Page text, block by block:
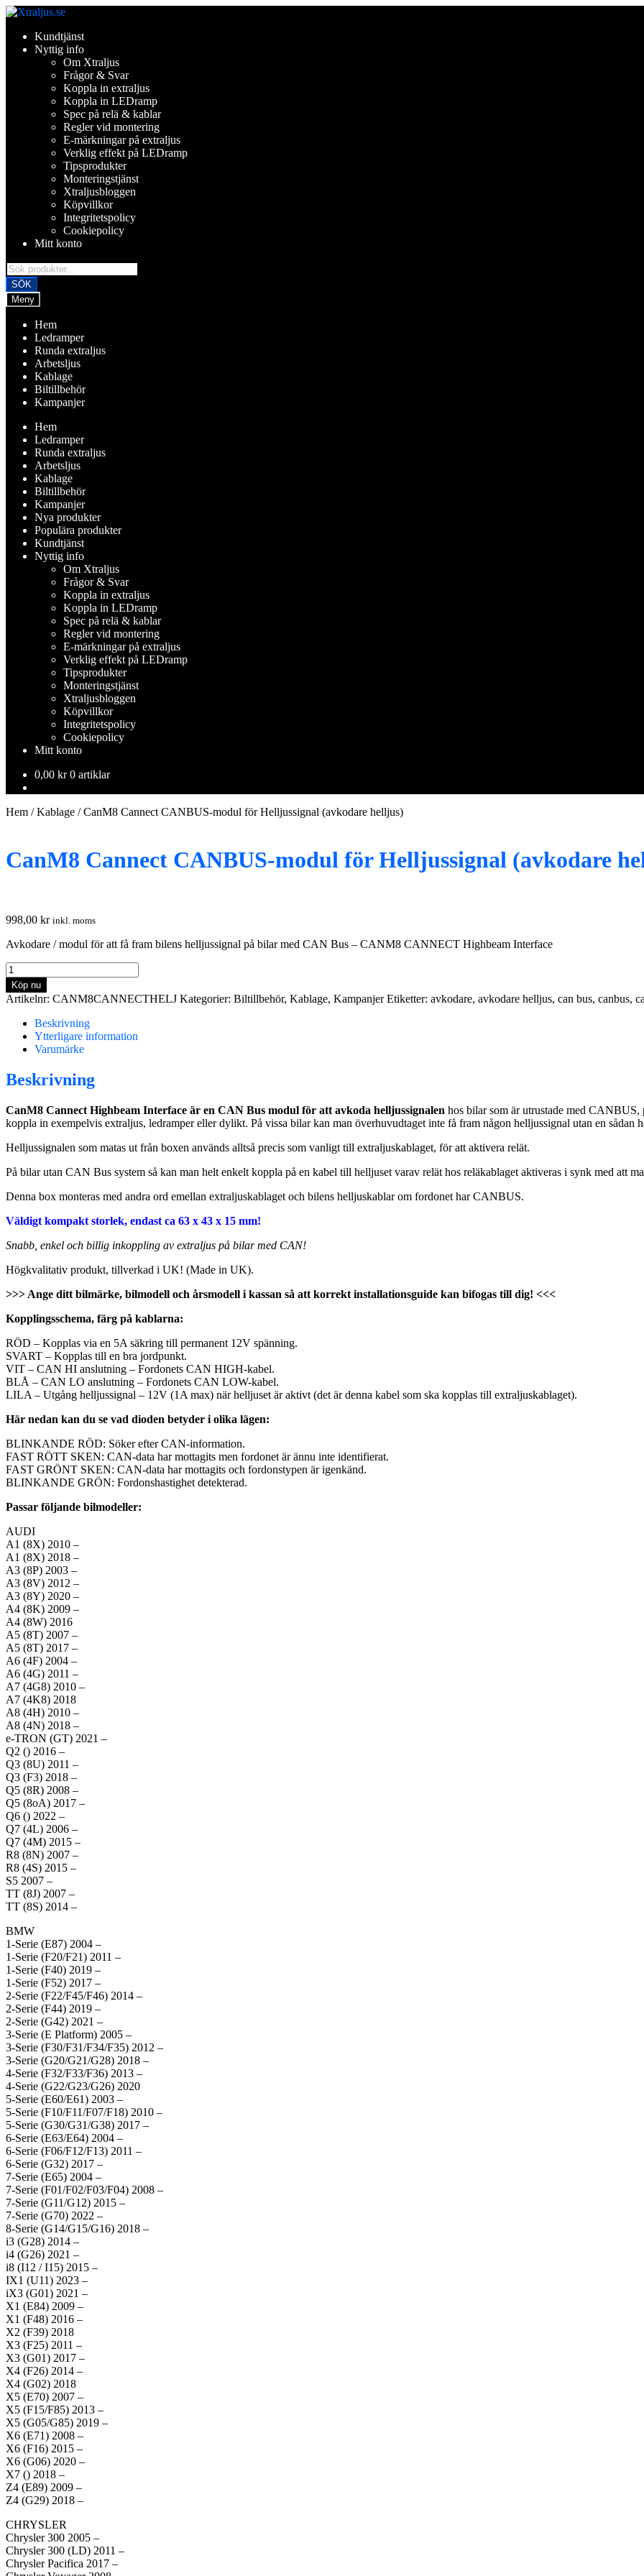
Hoppa
navigering
Hoppa
innehållKundtjänst
Nyttig info
Om Xtraljus
Frågor & Svar
Koppla in extraljus
Koppla in LEDramp
Spec på relä & kablar
Regler vid montering
E-märkningar på extraljus
Verklig effekt på LEDramp
Tipsprodukter
Monteringstjänst
Xtraljusbloggen
Köpvillkor
Integritetspolicy
Cookiepolicy
Mitt konto
Products
search
SÖK
Meny
Hem
Ledramper
Runda extraljus
Arbetsljus
Kablage
Biltillbehör
Kampanjer
Hem
Ledramper
Runda extraljus
Arbetsljus
Kablage
Biltillbehör
Kampanjer
Nya produkter
Populära produkter
Kundtjänst
Nyttig info
Om Xtraljus
Frågor & Svar
Koppla in extraljus
Koppla in LEDramp
Spec på relä & kablar
Regler vid montering
E-märkningar på extraljus
Verklig effekt på LEDramp
Tipsprodukter
Monteringstjänst
Xtraljusbloggen
Köpvillkor
Integritetspolicy
Cookiepolicy
Mitt konto
0,00 kr 0 artiklar
Hem /Kablage /CanM8 Cannect CANBUS-modul för Helljussignal (avkodare helljus)
CanM8 Cannect CANBUS-modul för Helljussignal (avkodare
998,00 kr inkl. moms
Avkodare / modul för att få fram bilens helljussignal på bilar med CAN Bus – CANM8 CANNECT Highbeam Interface
CanM8
Cannect
CANBUS-
modul
Helljussignal
(avkodare
mängd
Köp nu
Artikelnr: CANM8CANNECTHELJ Kategorier: Biltillbehör, Kablage, Kampanjer Etiketter: avkodare, avkodare helljus, can bus, canbus,
Beskrivning
Ytterligare information
Varumärke
Beskrivning
CanM8 Cannect Highbeam Interface är en CAN Bus modul för att avkoda helljussignalen hos bilar som är utrustade med CANBUS,
koppla in exempelvis extraljus, ledramper eller dylikt. På vissa bilar kan man överhuvudtaget inte få fram någon helljussignal utan en sådan
Helljussignalen som matas ut från boxen används alltså precis som vanligt till extraljuskablaget, för att aktivera relät.
På bilar utan CAN Bus system så kan man helt enkelt koppla på en kabel till helljuset varav relät hos reläkablaget aktiveras i synk med att
Denna box monteras med andra ord emellan extraljuskablaget och bilens helljuskablar om fordonet har CANBUS.
Väldigt kompakt storlek, endast ca 63 x 43 x 15 mm!
Snabb, enkel och billig inkoppling av extraljus på bilar med CAN!
Högkvalitativ produkt, tillverkad i UK! (Made in UK).
>>> Ange ditt bilmärke, bilmodell och årsmodell i kassan så att korrekt installationsguide kan bifogas till dig! <<<
Kopplingsschema, färg på kablarna:
RÖD – Kopplas via en 5A säkring till permanent 12V spänning.
SVART – Kopplas till en bra jordpunkt.
VIT – CAN HI anslutning – Fordonets CAN HIGH-kabel.
BLÅ – CAN LO anslutning – Fordonets CAN LOW-kabel.
LILA – Utgång helljussignal – 12V (1A max) när helljuset är aktivt (det är denna kabel som ska kopplas till extraljuskablaget).
Här nedan kan du se vad dioden betyder i olika lägen:
BLINKANDE RÖD: Söker efter CAN-information.
FAST RÖTT SKEN: CAN-data har mottagits men fordonet är ännu inte identifierat.
FAST GRÖNT SKEN: CAN-data har mottagits och fordonstypen är igenkänd.
BLINKANDE GRÖN: Fordonshastighet detekterad.
Passar följande bilmodeller:
AUDI
A1 (8X) 2010 –
A1 (8X) 2018 –
A3 (8P) 2003 –
A3 (8V) 2012 –
A3 (8Y) 2020 –
A4 (8K) 2009 –
A4 (8W) 2016
A5 (8T) 2007 –
A5 (8T) 2017 –
A6 (4F) 2004 –
A6 (4G) 2011 –
A7 (4G8) 2010 –
A7 (4K8) 2018
A8 (4H) 2010 –
A8 (4N) 2018 –
e-TRON (GT) 2021 –
Q2 () 2016 –
Q3 (8U) 2011 –
Q3 (F3) 2018 –
Q5 (8R) 2008 –
Q5 (8oA) 2017 –
Q6 () 2022 –
Q7 (4L) 2006 –
Q7 (4M) 2015 –
R8 (8N) 2007 –
R8 (4S) 2015 –
S5 2007 –
TT (8J) 2007 –
TT (8S) 2014 –
BMW
1-Serie (E87) 2004 –
1-Serie (F20/F21) 2011 –
1-Serie (F40) 2019 –
1-Serie (F52) 2017 –
2-Serie (F22/F45/F46) 2014 –
2-Serie (F44) 2019 –
2-Serie (G42) 2021 –
3-Serie (E Platform) 2005 –
3-Serie (F30/F31/F34/F35) 2012 –
3-Serie (G20/G21/G28) 2018 –
4-Serie (F32/F33/F36) 2013 –
4-Serie (G22/G23/G26) 2020
5-Serie (E60/E61) 2003 –
5-Serie (F10/F11/F07/F18) 2010 –
5-Serie (G30/G31/G38) 2017 –
6-Serie (E63/E64) 2004 –
6-Serie (F06/F12/F13) 2011 –
6-Serie (G32) 2017 –
7-Serie (E65) 2004 –
7-Serie (F01/F02/F03/F04) 2008 –
7-Serie (G11/G12) 2015 –
7-Serie (G70) 2022 –
8-Serie (G14/G15/G16) 2018 –
i3 (G28) 2014 –
i4 (G26) 2021 –
i8 (I12 / I15) 2015 –
IX1 (U11) 2023 –
iX3 (G01) 2021 –
X1 (E84) 2009 –
X1 (F48) 2016 –
X2 (F39) 2018
X3 (F25) 2011 –
X3 (G01) 2017 –
X4 (F26) 2014 –
X4 (G02) 2018
X5 (E70) 2007 –
X5 (F15/F85) 2013 –
X5 (G05/G85) 2019 –
X6 (E71) 2008 –
X6 (F16) 2015 –
X6 (G06) 2020 –
X7 () 2018 –
Z4 (E89) 2009 –
Z4 (G29) 2018 –
CHRYSLER
Chrysler 300 2005 –
Chrysler 300 (LD) 2011 –
Chrysler Pacifica 2017 –